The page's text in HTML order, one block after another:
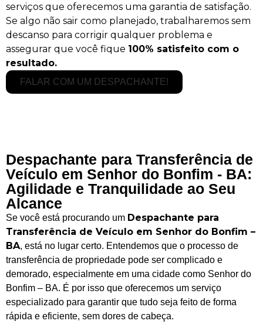
serviços que oferecemos uma garantia de satisfação.
Se algo não sair como planejado, trabalharemos sem
descanso para corrigir qualquer problema e
assegurar que você fique 100% satisfeito com o
resultado.
FALAR COM UM DESPACHANTE!
Despachante para Transferência de
Veículo em Senhor do Bonfim - BA:
Agilidade e Tranquilidade ao Seu
Alcance
Se você está procurando um Despachante para
Transferência de Veículo em Senhor do Bonfim –
BA, está no lugar certo. Entendemos que o processo de
transferência de propriedade pode ser complicado e
demorado, especialmente em uma cidade como Senhor do
Bonfim – BA. É por isso que oferecemos um serviço
especializado para garantir que tudo seja feito de forma
rápida e eficiente, sem dores de cabeça.